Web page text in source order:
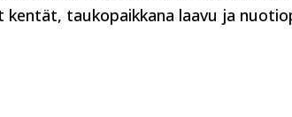
kentät, taukopaikkana laavu ja